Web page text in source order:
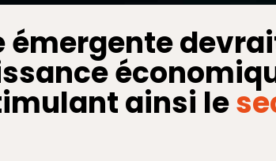
émergente
ainsi le